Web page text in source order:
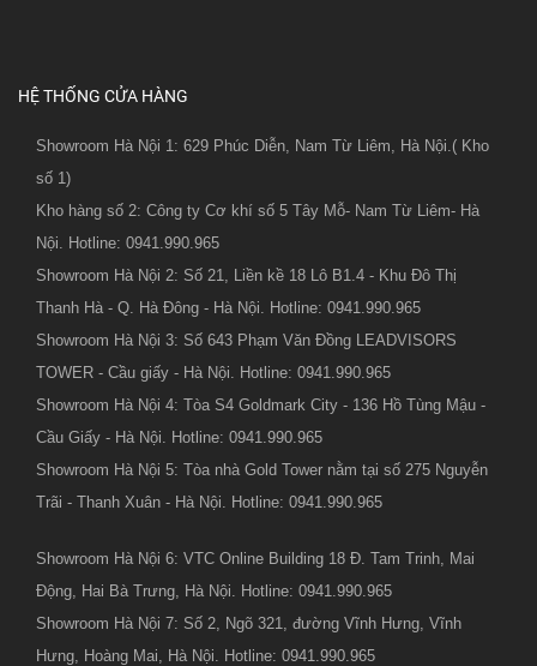
HỆ THỐNG CỬA HÀNG
Showroom Hà Nội 1: 629 Phúc Diễn, Nam Từ Liêm, Hà Nội.( Kho
số 1)
Kho hàng số 2: Công ty Cơ khí số 5 Tây Mỗ- Nam Từ Liêm- Hà
Nội. Hotline: 0941.990.965
Showroom Hà Nội 2: Số 21, Liền kề 18 Lô B1.4 - Khu Đô Thị
Thanh Hà - Q. Hà Đông - Hà Nội. Hotline: 0941.990.965
Showroom Hà Nội 3: Số 643 Phạm Văn Đồng LEADVISORS
TOWER - Cầu giấy - Hà Nội. Hotline: 0941.990.965
Showroom Hà Nội 4: Tòa S4 Goldmark City - 136 Hồ Tùng Mậu -
Cầu Giấy - Hà Nội. Hotline: 0941.990.965
Showroom Hà Nội 5: Tòa nhà Gold Tower nằm tại số 275 Nguyễn
Trãi - Thanh Xuân - Hà Nội. Hotline: 0941.990.965
Showroom Hà Nội 6: VTC Online Building 18 Đ. Tam Trinh, Mai
Động, Hai Bà Trưng, Hà Nội. Hotline: 0941.990.965
Showroom Hà Nội 7: Số 2, Ngõ 321, đường Vĩnh Hưng, Vĩnh
Hưng, Hoàng Mai, Hà Nội. Hotline: 0941.990.965